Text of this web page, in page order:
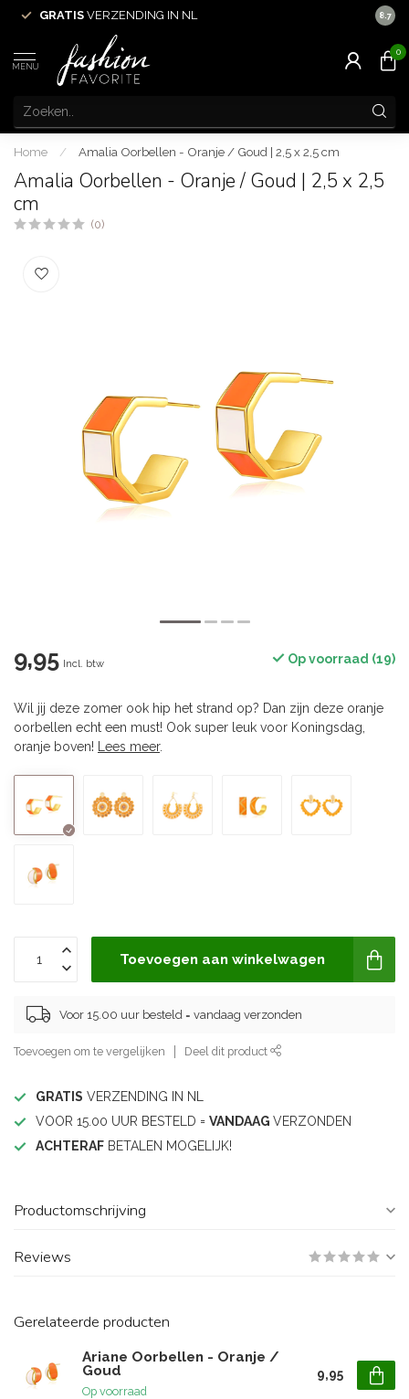
GRATIS VERZENDING IN NL 8.7
MENU
0
Home / Amalia Oorbellen - Oranje / Goud | 2,5 x 2,5 cm
Amalia Oorbellen - Oranje / Goud | 2,5 x 2,5
cm
(0)
9,95 Incl. btw Op voorraad (19)
Wil jij deze zomer ook hip het strand op? Dan zijn deze oranje
oorbellen echt een must! Ook super leuk voor Koningsdag,
oranje boven!
Lees meer.
Toevoegen aan winkelwagen
Voor 15.00 uur besteld = vandaag verzonden
Toevoegen om te vergelijken Deel dit product
GRATIS VERZENDING IN NL
VOOR 15.00 UUR BESTELD = VANDAAG VERZONDEN
ACHTERAF BETALEN MOGELIJK!
Productomschrijving
Reviews
Gerelateerde producten
Ariane Oorbellen - Oranje /
Goud
Op voorraad
9,95